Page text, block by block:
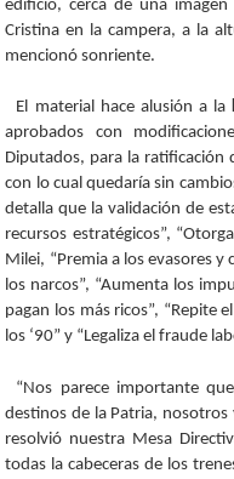
edificio, cerca de una
Cristina en la campera, a la
mencionó sonriente.
El material hace alusión a la
aprobados con
Diputados, para la ratificación
con lo cual quedaría sin
detalla que la validación de
recursos estratégicos”,
Milei, “Premia a los evasores
los narcos”, “Aumenta los
pagan los más ricos”, “Repite
los ‘90” y “Legaliza el fraude
“Nos parece importante
destinos de la Patria,
resolvió nuestra Mesa
todas la cabeceras de los